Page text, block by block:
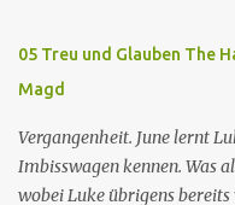
Schwangerschaft
auch wenn dies das
des versprochenen
Bedeutung des lat...
05 Treu und Glauben The
Magd
Vergangenheit. June lernt
Imbisswagen kennen. Was
wobei Luke übrigens